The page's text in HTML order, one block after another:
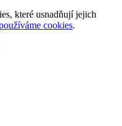
které usnadňují jejich
cookies.